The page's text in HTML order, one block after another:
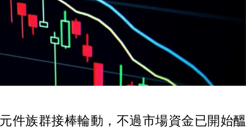
件族群接棒輪動，不過市場資金已開始醞